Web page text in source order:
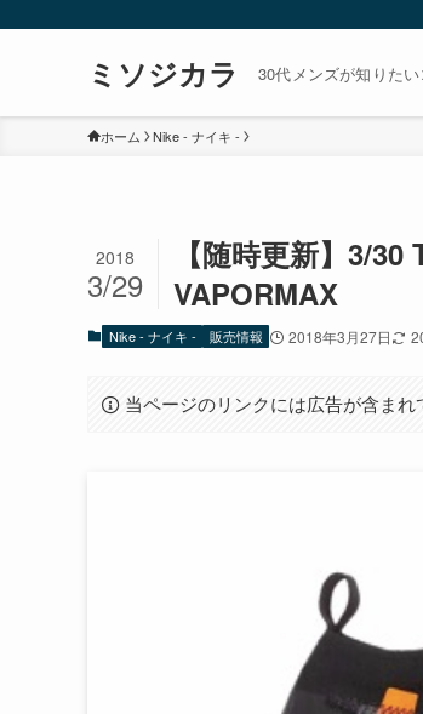
ミソジカラ 30代メンズが知りたい
ホーム Nike - ナイキ -
【随時更新】3/
VAPORMAX
2018
3/29
Nike - ナイキ - 販売情報 2018年3月27日
当ページのリンクには広告が含まれ